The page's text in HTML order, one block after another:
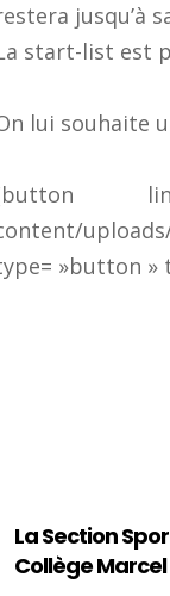
jusqu’à
start-list est
lui souhaite
link=
»button »
La Section
Collège
LES RÉSEAUX